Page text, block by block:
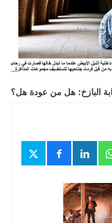
البازخ: هل من عودة هل؟